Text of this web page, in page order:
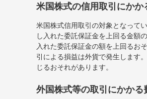
米国株式の信用取引にかか
米国株式信用取引の対象となって
し入れた委託保証金を上回る金額
入れた委託保証金の額を上回るお
引による損益は外貨で発生します
じるおそれがあります。
外国株式等の取引にかかる